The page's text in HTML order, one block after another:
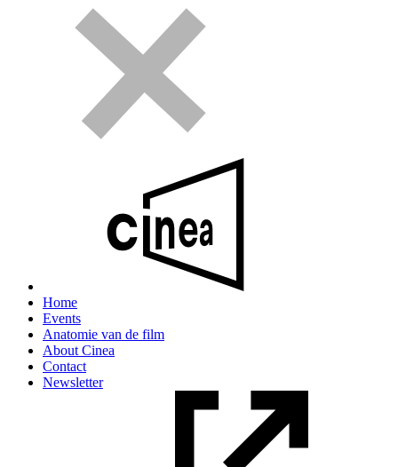
Home
Events
Anatomie van de film
About Cinea
Contact
Newsletter